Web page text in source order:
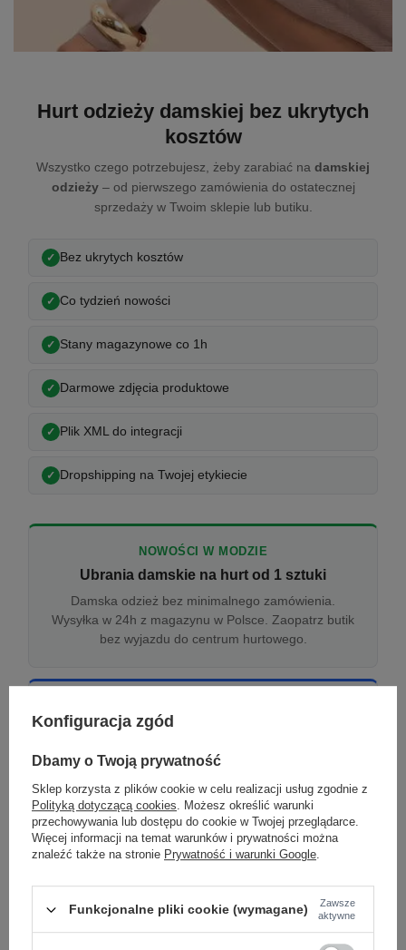
Hurt odzieży damskiej bez ukrytych
kosztów
Wszystko czego potrzebujesz, żeby zarabiać na damskiej
odzieży– od pierwszego zamówienia do ostatecznej
sprzedaży w Twoim sklepie lub butiku.
Bez ukrytych kosztów
Co tydzień nowości
Stany magazynowe co 1h
Darmowe zdjęcia produktowe
Plik XML do integracji
Dropshipping na Twojej etykiecie
NOWOŚCI W MODZIE
Ubrania damskie na hurt od 1 sztuki
Damska odzież bez minimalnego zamówienia.
Wysyłka w 24h z magazynu w Polsce. Zaopatrz butik
bez wyjazdu do centrum hurtowego.
Odzież damska hurtowo online
Internetowa hurtownia damska z plikiem XML/CSV.
Aktualizacja stanów co godzinę.
DROPSHIPPING
Damskie ubrania w dropshippingu
Hurt odzieży damskiej z wysyłką na etykiecie Twojego
sklepu w całej UE. Zero magazynu, zero
Konfiguracja zgód
Dbamy o Twoją prywatność
Sklep korzysta z plików cookie w celu realizacji usług zgodnie z
Polityką dotyczącą cookies. Możesz określić warunki
przechowywania lub dostępu do cookie w Twojej przeglądarce.
Więcej informacji na temat warunków i prywatności można
znaleźć także na stronie Prywatność i warunki Google.
Funkcjonalne pliki cookie (wymagane)
Zawsze
aktywne